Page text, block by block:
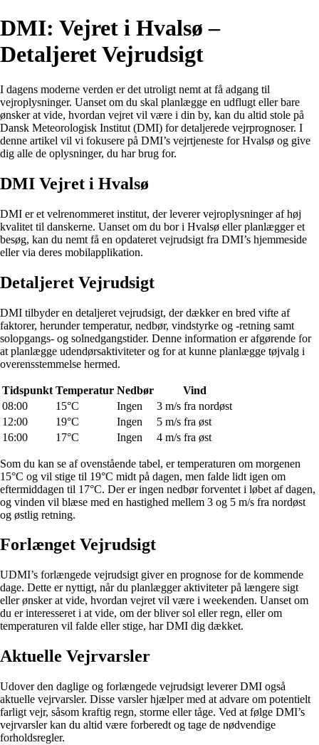
DMI: Vejret i Hvalsø –
Detaljeret Vejrudsigt
I dagens moderne verden er det utroligt nemt at få adgang til
vejroplysninger. Uanset om du skal planlægge en udflugt eller bare
ønsker at vide, hvordan vejret vil være i din by, kan du altid stole på
Dansk Meteorologisk Institut (DMI) for detaljerede vejrprognoser. I
denne artikel vil vi fokusere på DMI’s vejrtjeneste for Hvalsø og give
dig alle de oplysninger, du har brug for.
DMI Vejret i Hvalsø
DMI er et velrenommeret institut, der leverer vejroplysninger af høj
kvalitet til danskerne. Uanset om du bor i Hvalsø eller planlægger et
besøg, kan du nemt få en opdateret vejrudsigt fra DMI’s hjemmeside
eller via deres mobilapplikation.
Detaljeret Vejrudsigt
DMI tilbyder en detaljeret vejrudsigt, der dækker en bred vifte af
faktorer, herunder temperatur, nedbør, vindstyrke og -retning samt
solopgangs- og solnedgangstider. Denne information er afgørende for
at planlægge udendørsaktiviteter og for at kunne planlægge tøjvalg i
overensstemmelse hermed.
Tidspunkt Temperatur Nedbør
Vind
08:00
15°C Ingen
3 m/s fra nordøst
12:00
19°C Ingen
5 m/s fra øst
16:00
17°C Ingen 4 m/s fra øst
Som du kan se af ovenstående tabel, er temperaturen om morgenen
15°C og vil stige til 19°C midt på dagen, men falde lidt igen om
eftermiddagen til 17°C. Der er ingen nedbør forventet i løbet af dagen,
og vinden vil blæse med en hastighed mellem 3 og 5 m/s fra nordøst
og østlig retning.
Forlænget Vejrudsigt
UDMI’s forlængede vejrudsigt giver en prognose for de kommende
dage. Dette er nyttigt, når du planlægger aktiviteter på længere sigt
eller ønsker at vide, hvordan vejret vil være i weekenden. Uanset om
du er interesseret i at vide, om der bliver sol eller regn, eller om
temperaturen vil falde eller stige, har DMI dig dækket.
Aktuelle Vejrvarsler
Udover den daglige og forlængede vejrudsigt leverer DMI også
aktuelle vejrvarsler. Disse varsler hjælper med at advare om potentielt
farligt vejr, såsom kraftig regn, storme eller tåge. Ved at følge DMI’s
vejrvarsler kan du altid være forberedt og tage de nødvendige
forholdsregler.